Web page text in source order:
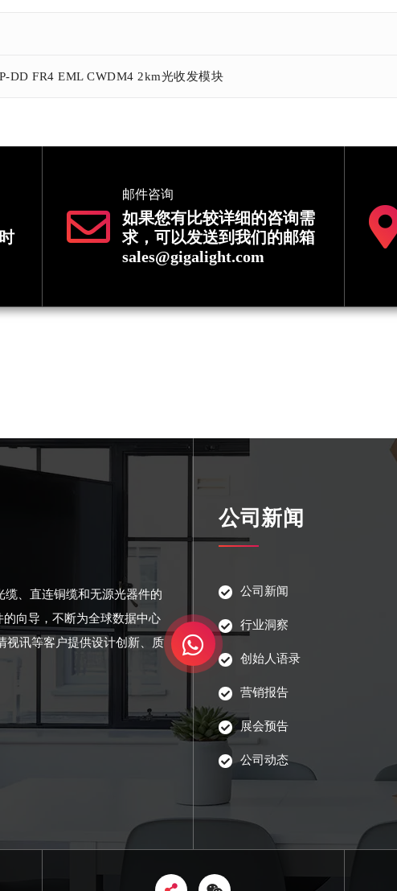
DD FR4 EML CWDM4 2km光收发模块
邮件咨询
如果您有比较详细的咨询需
求，可以发送到我们的邮箱
sales@gigalight.com
、直连铜缆和无源光器件的
向导，不断为全球数据中心
视讯等客户提供设计创新、质
公司新闻
公司新闻
行业洞察
创始人语录
营销报告
展会预告
公司动态